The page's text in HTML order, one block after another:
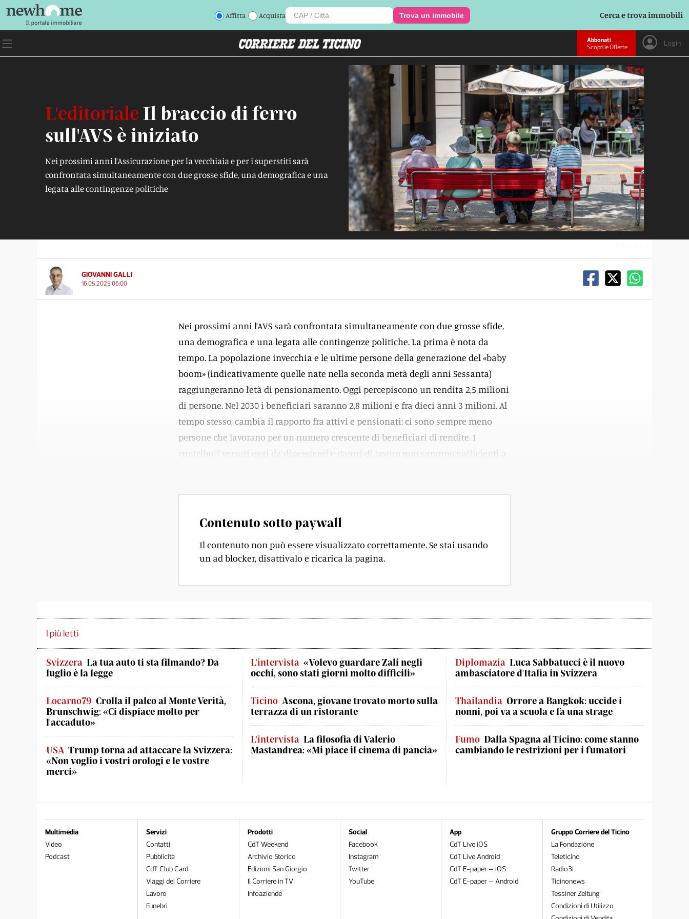
Affitta Acquista Trova un immobile Cerca e trova immobili
Abbonati
Scopri le Offerte
Login
L'editoriale Il braccio di ferro
sull'AVS è iniziato
Nei prossimi anni l’Assicurazione per la vecchiaia e per i superstiti sarà
confrontata simultaneamente con due grosse sfide, una demografica e una
legata alle contingenze politiche
GIOVANNI GALLI
16.05.2025 06:00
Nei prossimi anni l’AVS sarà confrontata simultaneamente con due grosse sfide,
una demografica e una legata alle contingenze politiche. La prima è nota da
tempo. La popolazione invecchia e le ultime persone della generazione del «baby
boom» (indicativamente quelle nate nella seconda metà degli anni Sessanta)
raggiungeranno l’età di pensionamento. Oggi percepiscono un rendita 2,5 milioni
di persone. Nel 2030 i beneficiari saranno 2,8 milioni e fra dieci anni 3 milioni. Al
tempo stesso, cambia il rapporto fra attivi e pensionati: ci sono sempre meno
persone che lavorano per un numero crescente di beneficiari di rendite. I
contributi versati oggi da dipendenti e datori di lavoro non saranno sufficienti a
Contenuto sotto paywall
Il contenuto non può essere visualizzato correttamente. Se stai usando
un ad blocker, disattivalo e ricarica la pagina.
I più letti
Svizzera La tua auto ti sta filmando? Da
luglio è la legge
Locarno79 Crolla il palco al Monte Verità,
Brunschwig: «Ci dispiace molto per
l'accaduto»
USA Trump torna ad attaccare la Svizzera:
«Non voglio i vostri orologi e le vostre
merci»
L'intervista «Volevo guardare Zali negli
occhi, sono stati giorni molto difficili»
Ticino Ascona, giovane trovato morto sulla
terrazza di un ristorante
L'intervista La filosofia di Valerio
Mastandrea: «Mi piace il cinema di pancia»
Diplomazia Luca Sabbatucci è il nuovo
ambasciatore d'Italia in Svizzera
Thailandia Orrore a Bangkok: uccide i
nonni, poi va a scuola e fa una strage
Fumo Dalla Spagna al Ticino: come stanno
cambiando le restrizioni per i fumatori
Multimedia
Video
Podcast
Servizi
Contatti
Pubblicità
CdT Club Card
Viaggi del Corriere
Lavoro
Funebri
Prodotti
CdT Weekend
Archivio Storico
Edizioni San Giorgio
Il Corriere in TV
Infoaziende
Social
Facebook
Instagram
Twitter
YouTube
App
CdT Live iOS
CdT Live Android
CdT E-paper – iOS
CdT E-paper – Android
Gruppo Corriere del Ticino
La Fondazione
Teleticino
Radio3i
Ticinonews
Tessiner Zeitung
Condizioni di Utilizzo